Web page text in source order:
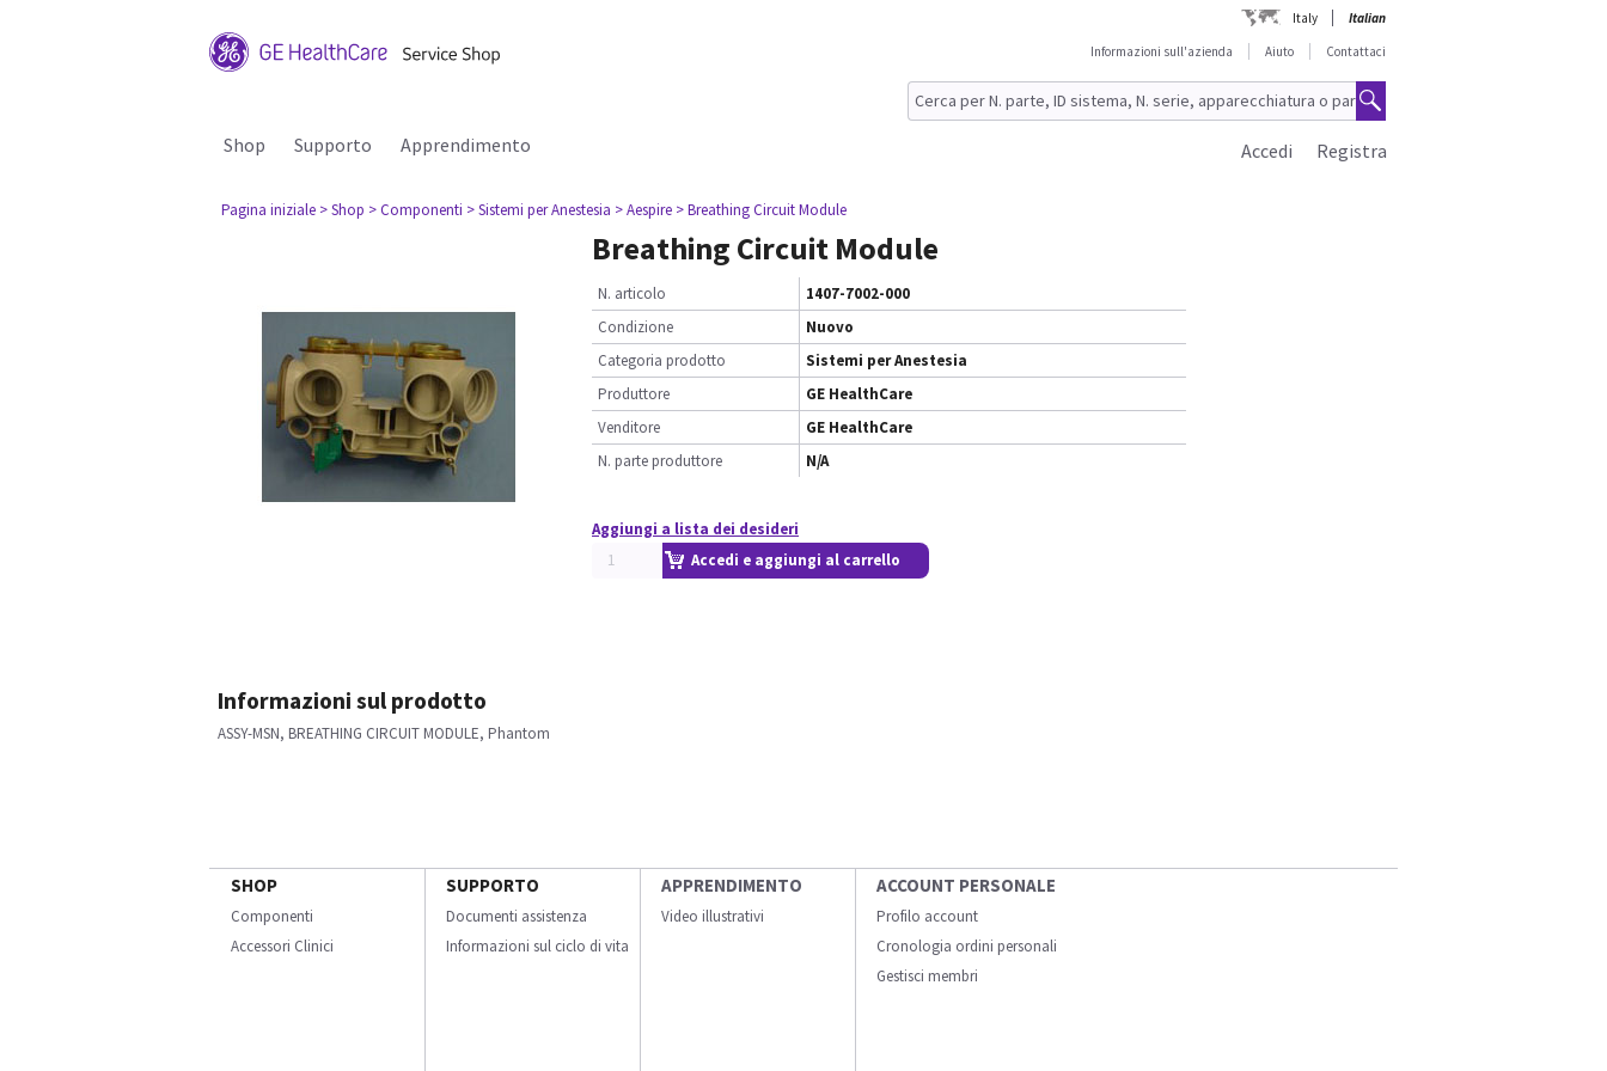
Italy
Italian
Informazioni sull'azienda
Aiuto Contattaci
Shop Supporto Apprendimento Registra
Accedi
Pagina iniziale > Shop > Componenti > Sistemi per Anestesia > Aespire > Breathing Circuit Module
Breathing Circuit Module
N. articolo
1407-7002-000
Condizione
Nuovo
Categoria prodotto
Sistemi per Anestesia
Produttore
GE HealthCare
Venditore
GE HealthCare
N. parte produttore
N/A
Aggiungi a lista dei desideri
Accedi e aggiungi al carrello
Informazioni sul prodotto
ASSY-MSN, BREATHING CIRCUIT MODULE, Phantom
SHOP
Componenti
Accessori Clinici
SUPPORTO
Documenti assistenza
Informazioni sul ciclo di vita
APPRENDIMENTO
Video illustrativi
ACCOUNT PERSONALE
Profilo account
Cronologia ordini personali
Gestisci membri